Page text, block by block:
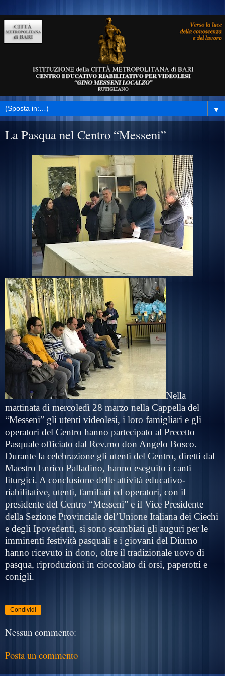
▼
La Pasqua nel Centro “Messeni”
Nella
mattinata di mercoledì 28 marzo nella Cappella del
“Messeni” gli utenti videolesi, i loro famigliari e gli
operatori del Centro hanno partecipato al Precetto
Pasquale officiato dal Rev.mo don Angelo Bosco.
Durante la celebrazione gli utenti del Centro, diretti dal
Maestro Enrico Palladino, hanno eseguito i canti
liturgici. A conclusione delle attività educativo-
riabilitative, utenti, familiari ed operatori, con il
presidente del Centro “Messeni” e il Vice Presidente
della Sezione Provinciale del’Unione Italiana dei Ciechi
e degli Ipovedenti, si sono scambiati gli auguri per le
imminenti festività pasquali e i giovani del Diurno
hanno ricevuto in dono, oltre il tradizionale uovo di
pasqua, riproduzioni in cioccolato di orsi, paperotti e
conigli.
Condividi
Nessun commento:
Posta un commento